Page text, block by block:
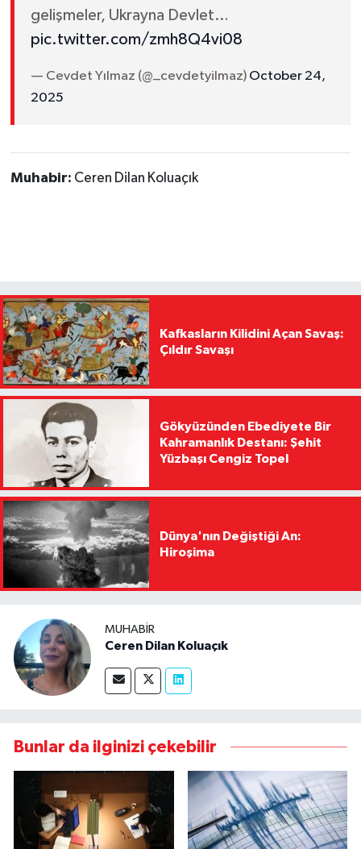
gelişmeler, Ukrayna Devlet…
pic.twitter.com/zmh8Q4vi08
— Cevdet Yılmaz (@_cevdetyilmaz) October 24,
2025
Muhabir: Ceren Dilan Koluaçık
Kafkasların Kilidini Açan Savaş:
Çıldır Savaşı
Gökyüzünden Ebediyete Bir
Kahramanlık Destanı: Şehit
Yüzbaşı Cengiz Topel
Dünya'nın Değiştiği An:
Hiroşima
MUHABIR
Ceren Dilan Koluaçık
Bunlar da ilginizi çekebilir